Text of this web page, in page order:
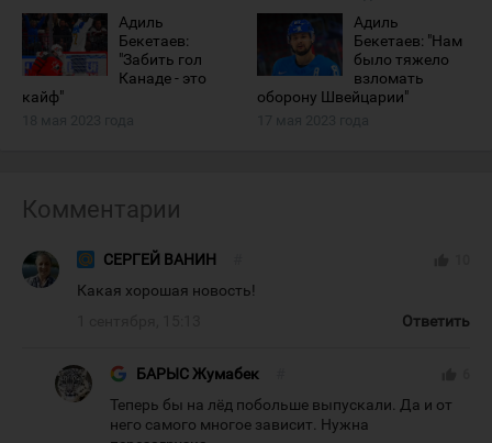
Адиль
Бекетаев:
"Забить гол
Канаде - это
кайф"
Адиль
Бекетаев: "Нам
было тяжело
взломать
оборону Швейцарии"
Комментарии
СЕРГЕЙ ВАНИН
Какая хорошая новость!
Ответить
БАРЫС Жумабек
Теперь бы на лёд побольше выпускали. Да и от
него самого многое зависит. Нужна